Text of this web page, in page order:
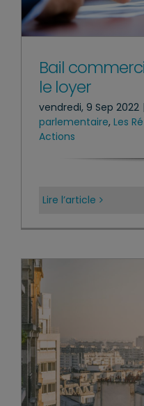
Bail
le loyer
vendredi, 9 Sep 2022 |
parlementaire, Les
Actions
Lire l’article